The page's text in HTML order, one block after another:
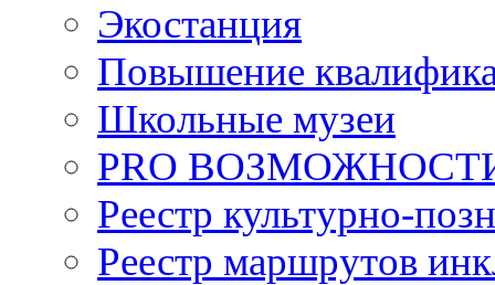
Экостанция
Повышение
Школьные музеи
PRO
Реестр культурно-
Реестр маршрутов